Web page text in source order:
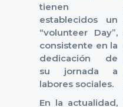
tienen
establecidos un
“volunteer Day”,
consistente en la
dedicación de
su jornada a
labores sociales.
En la actualidad,